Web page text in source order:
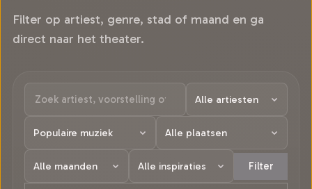
Filter op artiest, genre, stad of maand en ga
direct naar het theater.
Filter